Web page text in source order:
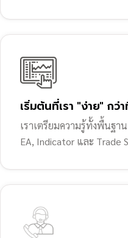
เริ่มต้นที่เรา "ง่าย" กว่
เราเตรียมความรู้ทั้งพื้นฐ
EA, Indicator และ Trade